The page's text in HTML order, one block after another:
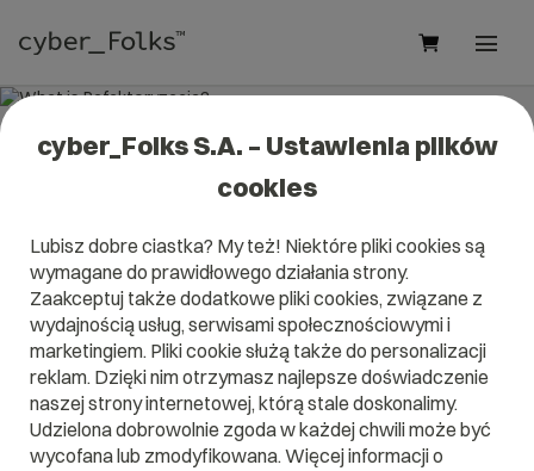
What is Refaktoryzacja?
It will help you better understand what exactly it is
Refaktoryzacjaand what is the meaning to you in
everyday use.
A B C D E F G H
I
J
K L M N O P Q
cyber_Folks S.A. – Ustawienia plików
cookies
Lubisz dobre ciastka? My też! Niektóre pliki cookies są
wymagane do prawidłowego działania strony.
Zaakceptuj także dodatkowe pliki cookies, związane z
wydajnością usług, serwisami społecznościowymi i
marketingiem. Pliki cookie służą także do personalizacji
reklam. Dzięki nim otrzymasz najlepsze doświadczenie
naszej strony internetowej, którą stale doskonalimy.
Udzielona dobrowolnie zgoda w każdej chwili może być
wycofana lub zmodyfikowana. Więcej informacji o